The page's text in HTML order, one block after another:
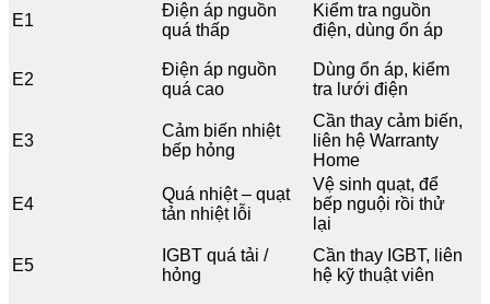
E1
Điện áp nguồn
quá thấp
Kiểm tra nguồn
điện, dùng ổn áp
E2
Điện áp nguồn
quá cao
Dùng ổn áp, kiểm
tra lưới điện
E3
Cảm biến nhiệt
bếp hỏng
Cần thay cảm biến,
liên hệ Warranty
Home
E4
Quá nhiệt – quạt
tản nhiệt lỗi
Vệ sinh quạt, để
bếp nguội rồi thử
lại
E5
IGBT quá tải /
hỏng
Cần thay IGBT, liên
hệ kỹ thuật viên